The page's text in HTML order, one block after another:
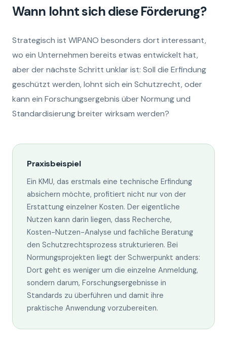
Wann lohnt sich diese Förderung?
Strategisch ist WIPANO besonders dort interessant,
wo ein Unternehmen bereits etwas entwickelt hat,
aber der nächste Schritt unklar ist: Soll die Erfindung
geschützt werden, lohnt sich ein Schutzrecht, oder
kann ein Forschungsergebnis über Normung und
Standardisierung breiter wirksam werden?
Praxisbeispiel
Ein KMU, das erstmals eine technische Erfindung
absichern möchte, profitiert nicht nur von der
Erstattung einzelner Kosten. Der eigentliche
Nutzen kann darin liegen, dass Recherche,
Kosten-Nutzen-Analyse und fachliche Beratung
den Schutzrechtsprozess strukturieren. Bei
Normungsprojekten liegt der Schwerpunkt anders:
Dort geht es weniger um die einzelne Anmeldung,
sondern darum, Forschungsergebnisse in
Standards zu überführen und damit ihre
praktische Anwendung vorzubereiten.